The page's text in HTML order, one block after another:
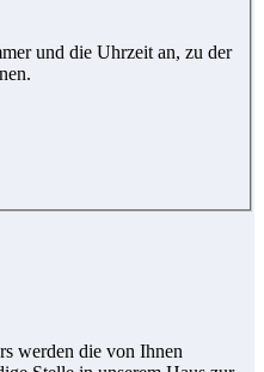
und die Uhrzeit an, zu der
werden die von Ihnen